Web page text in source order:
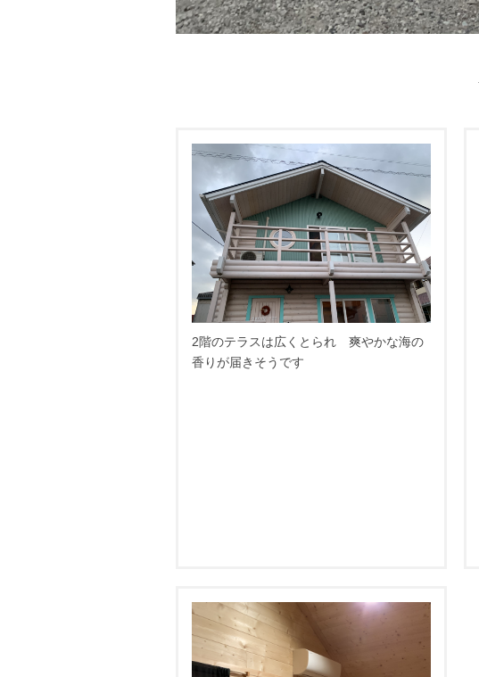
2階のテラスは広くとられ 爽やかな海の
香りが届きそうです